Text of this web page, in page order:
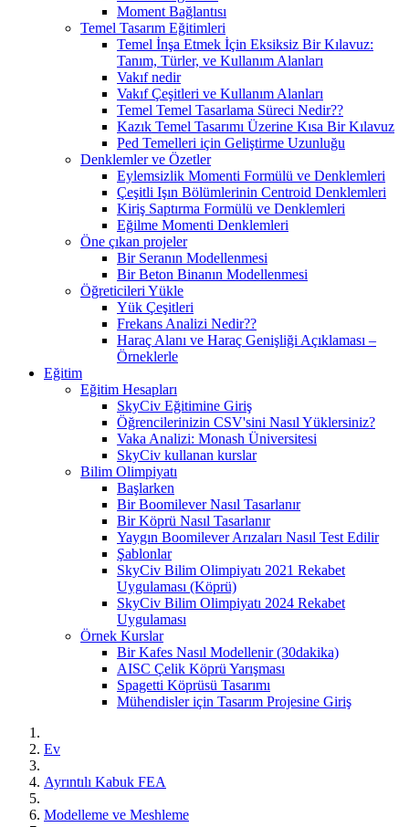
Moment Bağlantısı
Temel Tasarım Eğitimleri
Temel İnşa Etmek İçin Eksiksiz Bir Kılavuz:
Tanım, Türler, ve Kullanım Alanları
Vakıf nedir
Vakıf Çeşitleri ve Kullanım Alanları
Temel Temel Tasarlama Süreci Nedir??
Kazık Temel Tasarımı Üzerine Kısa Bir Kılavuz
Ped Temelleri için Geliştirme Uzunluğu
Denklemler ve Özetler
Eylemsizlik Momenti Formülü ve Denklemleri
Çeşitli Işın Bölümlerinin Centroid Denklemleri
Kiriş Saptırma Formülü ve Denklemleri
Eğilme Momenti Denklemleri
Öne çıkan projeler
Bir Seranın Modellenmesi
Bir Beton Binanın Modellenmesi
Öğreticileri Yükle
Yük Çeşitleri
Frekans Analizi Nedir??
Haraç Alanı ve Haraç Genişliği Açıklaması –
Örneklerle
Eğitim
Eğitim Hesapları
SkyCiv Eğitimine Giriş
Öğrencilerinizin CSV'sini Nasıl Yüklersiniz?
Vaka Analizi: Monash Üniversitesi
SkyCiv kullanan kurslar
Bilim Olimpiyatı
Başlarken
Bir Boomilever Nasıl Tasarlanır
Bir Köprü Nasıl Tasarlanır
Yaygın Boomilever Arızaları Nasıl Test Edilir
Şablonlar
SkyCiv Bilim Olimpiyatı 2021 Rekabet
Uygulaması (Köprü)
SkyCiv Bilim Olimpiyatı 2024 Rekabet
Uygulaması
Örnek Kurslar
Bir Kafes Nasıl Modellenir (30dakika)
AISC Çelik Köprü Yarışması
Spagetti Köprüsü Tasarımı
Mühendisler için Tasarım Projesine Giriş
Ev
Ayrıntılı Kabuk FEA
Modelleme ve Meshleme